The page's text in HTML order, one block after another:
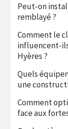
Peut-on
remblayé ?
Comment le
influencent-
Hyères ?
Quels
une
Comment
face aux